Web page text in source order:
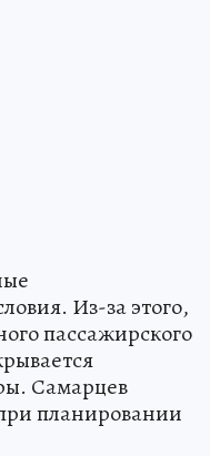
Из-за этого,
пассажирского
Самарцев
планировании